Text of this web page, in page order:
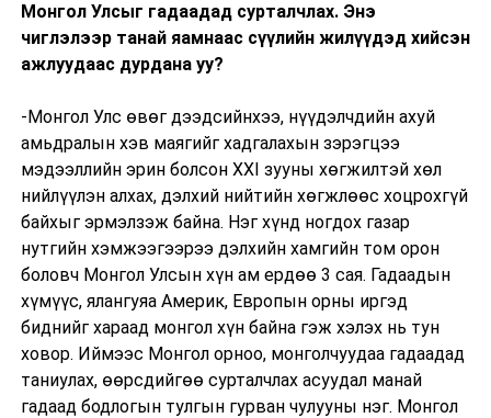
Монгол Улсыг гадаадад сурталчлах. Энэ
чиглэлээр танай яамнаас сүүлийн жилүүдэд хийсэн
ажлуудаас дурдана уу?
-Монгол Улс өвөг дээдсийнхээ, нүүдэлчдийн ахуй
амьдралын хэв маягийг хадгалахын зэрэгцээ
мэдээллийн эрин болсон XXI зууны хөгжилтэй хөл
нийлүүлэн алхах, дэлхий нийтийн хөгжлөөс хоцрохгүй
байхыг эрмэлзэж байна. Нэг хүнд ногдох газар
нутгийн хэмжээгээрээ дэлхийн хамгийн том орон
боловч Монгол Улсын хүн ам ердөө 3 сая. Гадаадын
хүмүүс, ялангуяа Америк, Европын орны иргэд
биднийг хараад монгол хүн байна гэж хэлэх нь тун
ховор. Иймээс Монгол орноо, монголчуудаа гадаадад
таниулах, өөрсдийгөө сурталчлах асуудал манай
гадаад бодлогын тулгын гурван чулууны нэг. Монгол